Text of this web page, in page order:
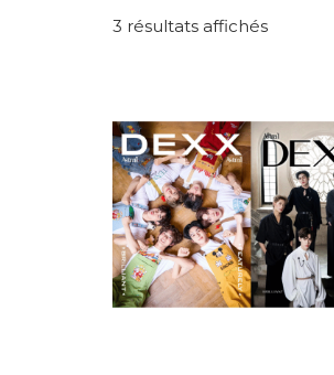
3 résultats affichés